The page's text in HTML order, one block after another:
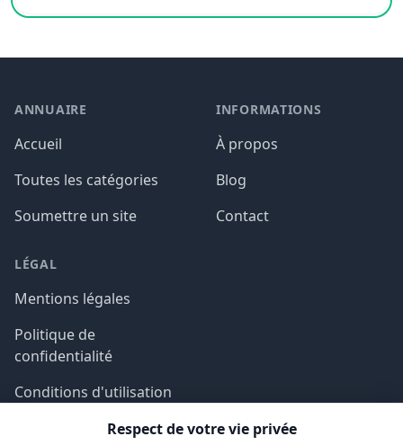
ANNUAIRE
Accueil
Toutes les catégories
Soumettre un site
INFORMATIONS
À propos
Blog
Contact
LÉGAL
Mentions légales
Politique de
confidentialité
Conditions d'utilisation
Respect de votre vie privée